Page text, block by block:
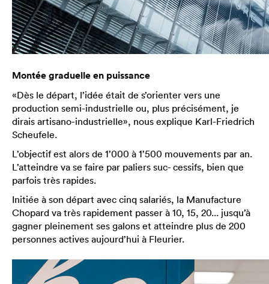
Montée graduelle en puissance
«Dès le départ, l’idée était de s’orienter vers une
production semi-industrielle ou, plus précisément, je
dirais artisano-industrielle», nous explique Karl-Friedrich
Scheufele.
L’objectif est alors de 1’000 à 1’500 mouvements par an.
L’atteindre va se faire par paliers suc- cessifs, bien que
parfois très rapides.
Initiée à son départ avec cinq salariés, la Manufacture
Chopard va très rapidement passer à 10, 15, 20... jusqu’à
gagner pleinement ses galons et atteindre plus de 200
personnes actives aujourd’hui à Fleurier.